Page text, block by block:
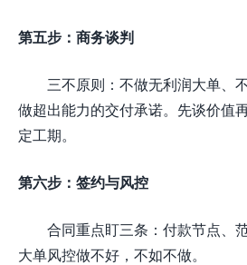
第五步：商务谈判
三不原则：不做无利润大单、
做超出能力的交付承诺。先谈价值
定工期。
第六步：签约与风控
合同重点盯三条：付款节点、
大单风控做不好，不如不做。